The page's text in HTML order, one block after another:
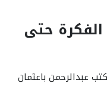
حتى
عبدالرحمن باعثمان